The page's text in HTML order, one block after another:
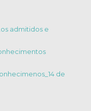
admitidos e
de